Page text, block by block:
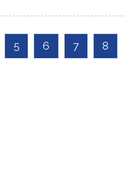
5 6 7
8